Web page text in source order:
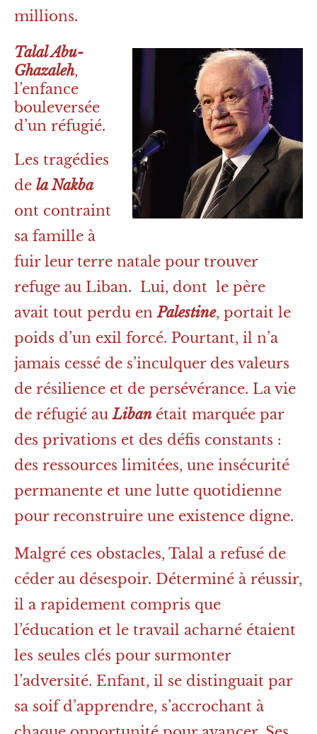
millions.
Talal Abu-
Ghazaleh,
l’enfance
bouleversée
d’un réfugié.
Les tragédies
de la Nakba
ont contraint
sa famille à
fuir leur terre natale pour trouver
refuge au Liban. Lui, dont le père
avait tout perdu enPalestine, portait le
poids d’un exil forcé. Pourtant, il n’a
jamais cessé de s’inculquer des valeurs
de résilience et de persévérance. La vie
de réfugié au Liban était marquée par
des privations et des défis constants :
des ressources limitées, une insécurité
permanente et une lutte quotidienne
pour reconstruire une existence digne.
Malgré ces obstacles, Talal a refusé de
céder au désespoir. Déterminé à réussir,
il a rapidement compris que
l’éducation et le travail acharné étaient
les seules clés pour surmonter
l’adversité. Enfant, il se distinguait par
sa soif d’apprendre, s’accrochant à